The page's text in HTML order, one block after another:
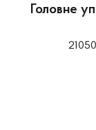
Головне